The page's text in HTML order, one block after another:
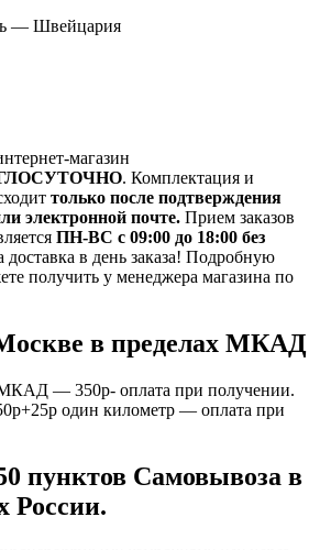
— Швейцария
магазин
. Комплектация и
только после подтверждения
электронной почте. Прием заказов
ПН-ВС с 09:00 до 18:00 без
в день заказа! Подробную
получить у менеджера магазина по
в пределах МКАД
МКАД — 350р- оплата при получении.
один километр — оплата при
пунктов Самовывоза в
России.